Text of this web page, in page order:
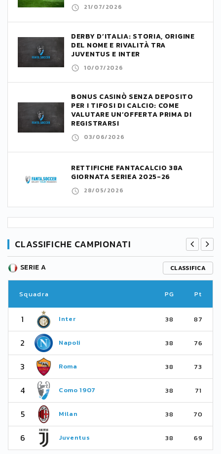
21/07/2026
DERBY D’ITALIA: STORIA, ORIGINE
DEL NOME E RIVALITÀ TRA
JUVENTUS E INTER
10/07/2026
BONUS CASINÒ SENZA DEPOSITO
PER I TIFOSI DI CALCIO: COME
VALUTARE UN’OFFERTA PRIMA DI
REGISTRARSI
03/06/2026
RETTIFICHE FANTACALCIO 38A
GIORNATA SERIEA 2025-26
28/05/2026
CLASSIFICHE CAMPIONATI
SERIE A CLASSIFICA
Squadra PG Pt
1 Inter 38 87
2 Napoli 38 76
3 Roma 38 73
4 Como 1907 38 71
5 Milan 38 70
6 Juventus 38 69